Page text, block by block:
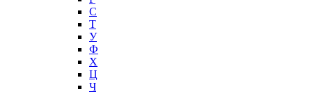
С
Т
У
Ф
Х
Ц
Ч